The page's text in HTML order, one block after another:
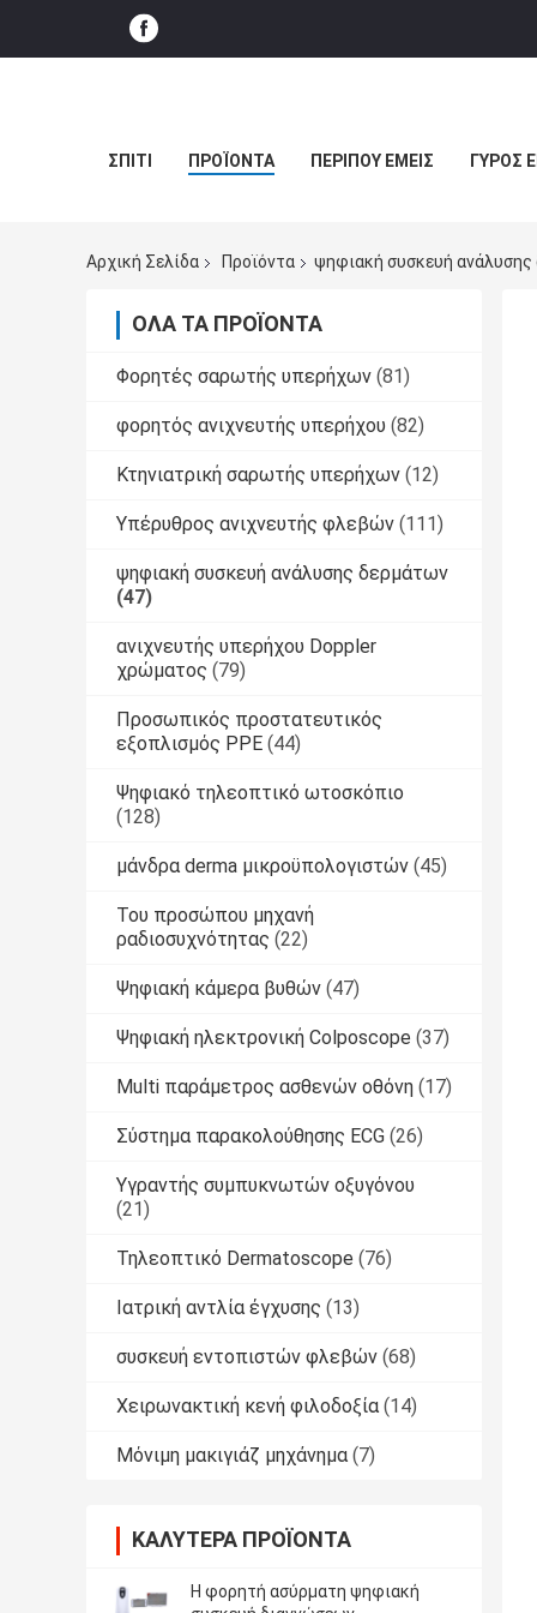
ΣΠΊΤΙ ΠΡΟΪΌΝΤΑ ΠΕΡΊΠΟΥ ΕΜΕΊΣ ΓΎΡΟΣ
Αρχική Σελίδα Προϊόντα ψηφιακή συσκευή
ΌΛΑ ΤΑ ΠΡΟΪΌΝΤΑ
Φορητές σαρωτής υπερήχων (81)
φορητός ανιχνευτής υπερήχου (82)
Κτηνιατρική σαρωτής υπερήχων (12)
Υπέρυθρος ανιχνευτής φλεβών (111)
ψηφιακή συσκευή ανάλυσης δερμάτων
(47)
ανιχνευτής υπερήχου Doppler
χρώματος (79)
Προσωπικός προστατευτικός
εξοπλισμός PPE (44)
Ψηφιακό τηλεοπτικό ωτοσκόπιο
(128)
μάνδρα derma μικροϋπολογιστών (45)
Του προσώπου μηχανή
ραδιοσυχνότητας (22)
Ψηφιακή κάμερα βυθών (47)
Ψηφιακή ηλεκτρονική Colposcope (37)
Multi παράμετρος ασθενών οθόνη (17)
Σύστημα παρακολούθησης ECG (26)
Υγραντής συμπυκνωτών οξυγόνου
(21)
Τηλεοπτικό Dermatoscope (76)
Ιατρική αντλία έγχυσης (13)
συσκευή εντοπιστών φλεβών (68)
Χειρωνακτική κενή φιλοδοξία (14)
Μόνιμη μακιγιάζ μηχάνημα (7)
ΚΑΛΎΤΕΡΑ ΠΡΟΪΌΝΤΑ
Η φορητή ασύρματη ψηφιακή